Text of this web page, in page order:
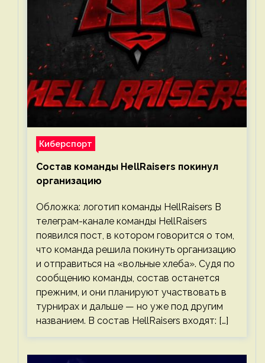
Киберспорт
Состав команды HellRaisers покинул
организацию
Обложка: логотип команды HellRaisers В
телеграм-канале команды HellRaisers
появился пост, в котором говорится о том,
что команда решила покинуть организацию
и отправиться на «вольные хлеба». Судя по
сообщению команды, состав останется
прежним, и они планируют участвовать в
турнирах и дальше — но уже под другим
названием. В состав HellRaisers входят: […]